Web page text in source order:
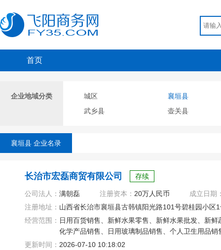
首页
企业地域分类 城区
襄垣县
武乡县
壶关县
襄垣县 企业名录
长治市宏磊商贸有限公司 存续
公司法人： 满朝磊 注册资本： 20万人民币
成立日期
注册地址： 山西省长治市襄垣县古韩镇阳光路101号碧桂园小区
经营范围： 日用百货销售、新鲜水果零售、新鲜水果批发、新
化学产品销售、日用玻璃制品销售、个人卫生用品销
更新时间： 2026-07-10 10:18:02